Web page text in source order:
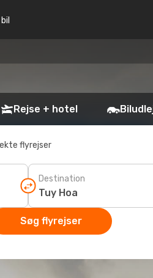
Rejse + hotel
flyrejser
Destination
Søg flyrejser